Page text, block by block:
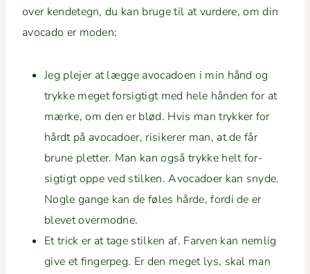
over kende­tegn, du kan bruge til at vur­dere, om din
avo­ca­do er moden:
Jeg ple­jer at lægge avo­ca­doen i min hånd og
trykke meget for­sigtigt med hele hån­den for at
mærke, om den er blød. Hvis man trykker for
hårdt på avo­ca­do­er, risik­er­er man, at de får
brune plet­ter. Man kan også trykke helt for­
sigtigt oppe ved stilken. Avo­ca­do­er kan snyde.
Nogle gange kan de føles hårde, for­di de er
blevet overmodne.
Et trick er at tage stilken af. Far­ven kan nem­lig
give et fin­ger­peg. Er den meget lys, skal man